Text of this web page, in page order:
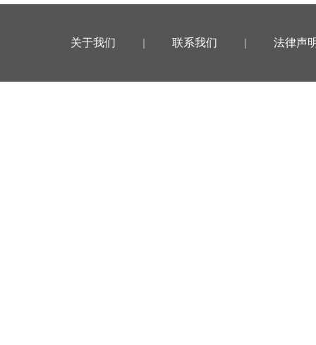
关于我们 | 联系我们 | 法律声